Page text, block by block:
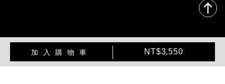
NT$3,550
購
操
加入購物車
Copyright ©2020 Taiwan
Shiseido Co., Ltd. All rights